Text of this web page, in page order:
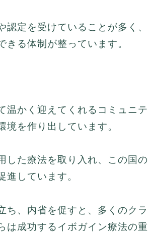
定を受けていることが多く、
る体制が整っています。
温かく迎えてくれるコミュニテ
境を作り出しています。
した療法を取り入れ、この国の
しています。
ち、内省を促すと、多くのクラ
は成功するイボガイン療法の重